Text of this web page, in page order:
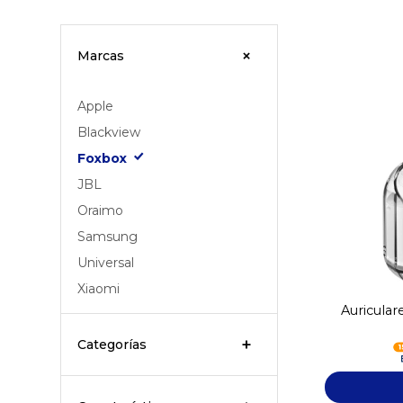
Marcas
Apple
Blackview
Foxbox
JBL
Oraimo
Samsung
Universal
Xiaomi
Categorías